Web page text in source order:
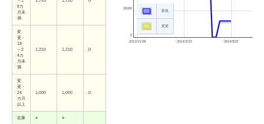
2013/11/28 2014/2/23 2014/5/22
0
20000
新規
変更
8カ
月未
満
変
更・
18
～2
4カ
月未
満
1,210 1,210 0
変
更・
24
カ月
以上
1,000 1,000 0
在庫 ○ ○